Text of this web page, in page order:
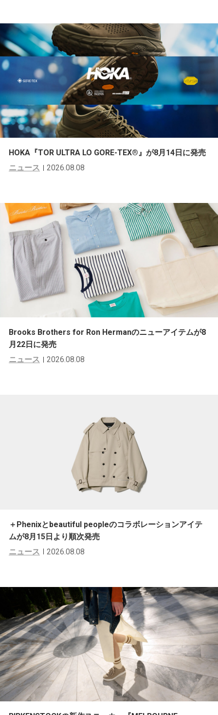
HOKA『TOR ULTRA LO GORE-TEX®︎』が8月14日に発売
ニュース
2026.08.08
Brooks Brothers for Ron Hermanのニューアイテムが8
月22日に発売
ニュース
2026.08.08
＋Phenixとbeautiful peopleのコラボレーションアイテ
ムが8月15日より順次発売
ニュース
2026.08.08